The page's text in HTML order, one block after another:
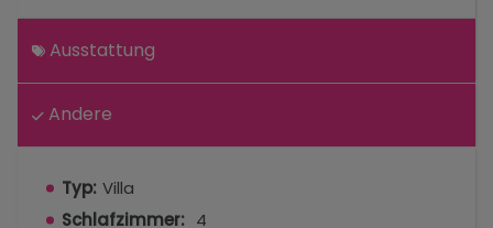
Ausstattung
Andere
Typ: Villa
Schlafzimmer: 4